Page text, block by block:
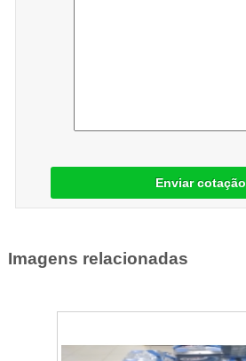
Enviar cotação
Imagens relacionadas